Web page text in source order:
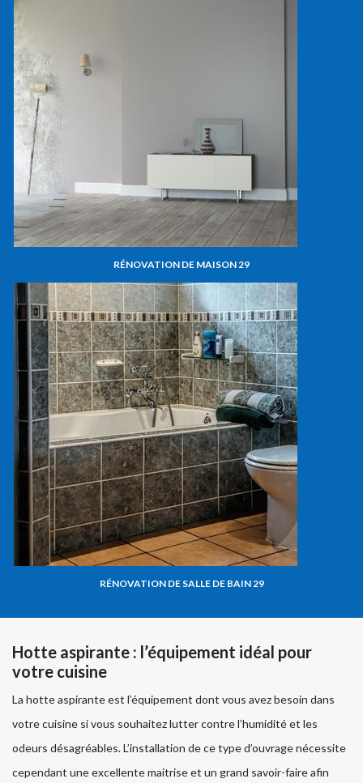
RÉNOVATION DE MAISON 29
RÉNOVATION DE SALLE DE BAIN 29
Hotte aspirante : l’équipement idéal pour
votre cuisine
La hotte aspirante est l’équipement dont vous avez besoin dans
votre cuisine si vous souhaitez lutter contre l’humidité et les
odeurs désagréables. L’installation de ce type d’ouvrage nécessite
cependant une excellente maitrise et un grand savoir-faire afin